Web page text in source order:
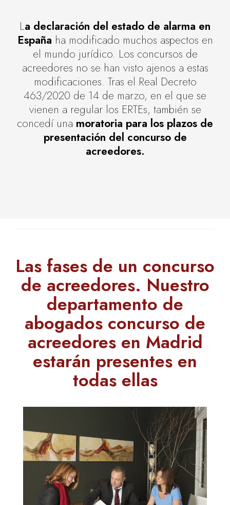
La declaración del estado de alarma en
España ha modificado muchos aspectos en
el mundo jurídico. Los concursos de
acreedores no se han visto ajenos a estas
modificaciones. Tras el Real Decreto
463/2020 de 14 de marzo, en el que se
vienen a regular los ERTEs, también se
concedí una moratoria para los plazos de
presentación del concurso de
acreedores.
Las fases de un concurso
de acreedores. Nuestro
departamento de
abogados concurso de
acreedores en Madrid
estarán presentes en
todas ellas